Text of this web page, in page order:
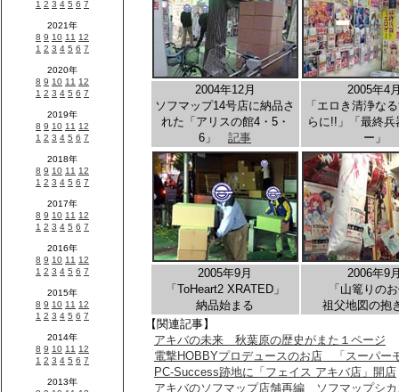
2004年12月
ソフマップ14号店に納品さ
れた「アリスの館4・5・
6」 記事
2005年4
「エロき清浄な
らに!!」「最終兵
ー」
2005年9月
「ToHeart2 XRATED」
納品始まる
2006年9
「山篭りの
祖父地図の抱
【関連記事】
アキバの未来 秋葉原の歴史がまた１ページ
電撃HOBBYプロデュースのお店 「スーパ
PC-Success跡地に「フェイス アキバ店」開店
アキバのソフマップ店舗再編 ソフマップシカ